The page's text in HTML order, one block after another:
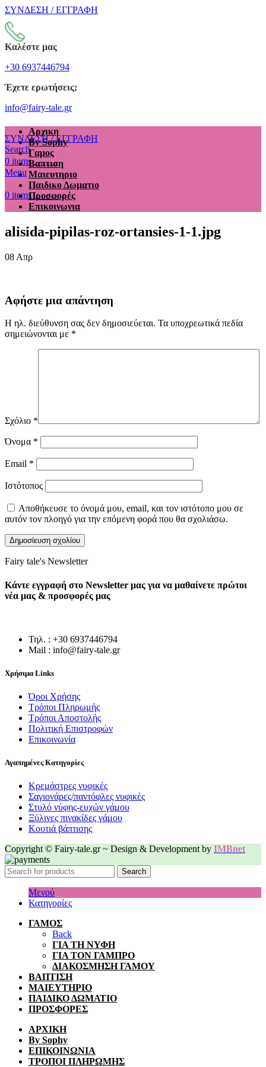
ΣΥΝΔΕΣΗ / ΕΓΓΡΑΦΗ
Καλέστε μας
+30 6937446794
Έχετε ερωτήσεις;
info@fairy-tale.gr
ΣΥΝΔΕΣΗ / ΕΓΓΡΑΦΗ
Search
0 items €0.00
Menu
0 items €0.00
Αρχικη
By Sophy
Γαμος
Βαπτιση
Μαιευτηριο
Παιδικο Δωματιο
Προσφορές
Επικοινωνια
alisida-pipilas-roz-ortansies-1-1.jpg
08 Απρ
Αφήστε μια απάντηση
Η ηλ. διεύθυνση σας δεν δημοσιεύεται. Τα υποχρεωτικά πεδία
σημειώνονται με *
Σχόλιο *
Όνομα *
Email *
Ιστότοπος
Αποθήκευσε το όνομά μου, email, και τον ιστότοπο μου σε
αυτόν τον πλοηγό για την επόμενη φορά που θα σχολιάσω.
Fairy tale's Newsletter
Κάντε εγγραφή στο Newsletter μας για να μαθαίνετε πρώτοι
νέα μας & προσφορές μας
Τηλ. : +30 6937446794
Mail : info@fairy-tale.gr
Χρήσιμα Links
Όροι Χρήσης
Τρόποι Πληρωμής
Τρόποι Αποστολής
Πολιτική Επιστροφών
Επικοινωνία
Αγαπημένες Κατηγορίες
Κρεμάστρες νυφικές
Σαγιονάρες/παντόφλες νυφικές
Στυλό νύφης-ευχών γάμου
Ξύλινες πινακίδες γάμου
Κουτιά βάπτισης
Copyright © Fairy-tale.gr ~ Design & Development by IMBnet
Search
Μενού
Κατηγορίες
ΓΑΜΟΣ
Back
ΓΙΑ ΤΗ ΝΥΦΗ
ΓΙΑ ΤΟΝ ΓΑΜΠΡΟ
ΔΙΑΚΟΣΜΗΣΗ ΓΑΜΟΥ
ΒΑΠΤΙΣΗ
ΜΑΙΕΥΤΗΡΙΟ
ΠΑΙΔΙΚΟ ΔΩΜΑΤΙΟ
ΠΡΟΣΦΟΡΕΣ
ΑΡΧΙΚΗ
By Sophy
ΕΠΙΚΟΙΝΩΝΙΑ
ΤΡΟΠΟΙ ΠΛΗΡΩΜΗΣ